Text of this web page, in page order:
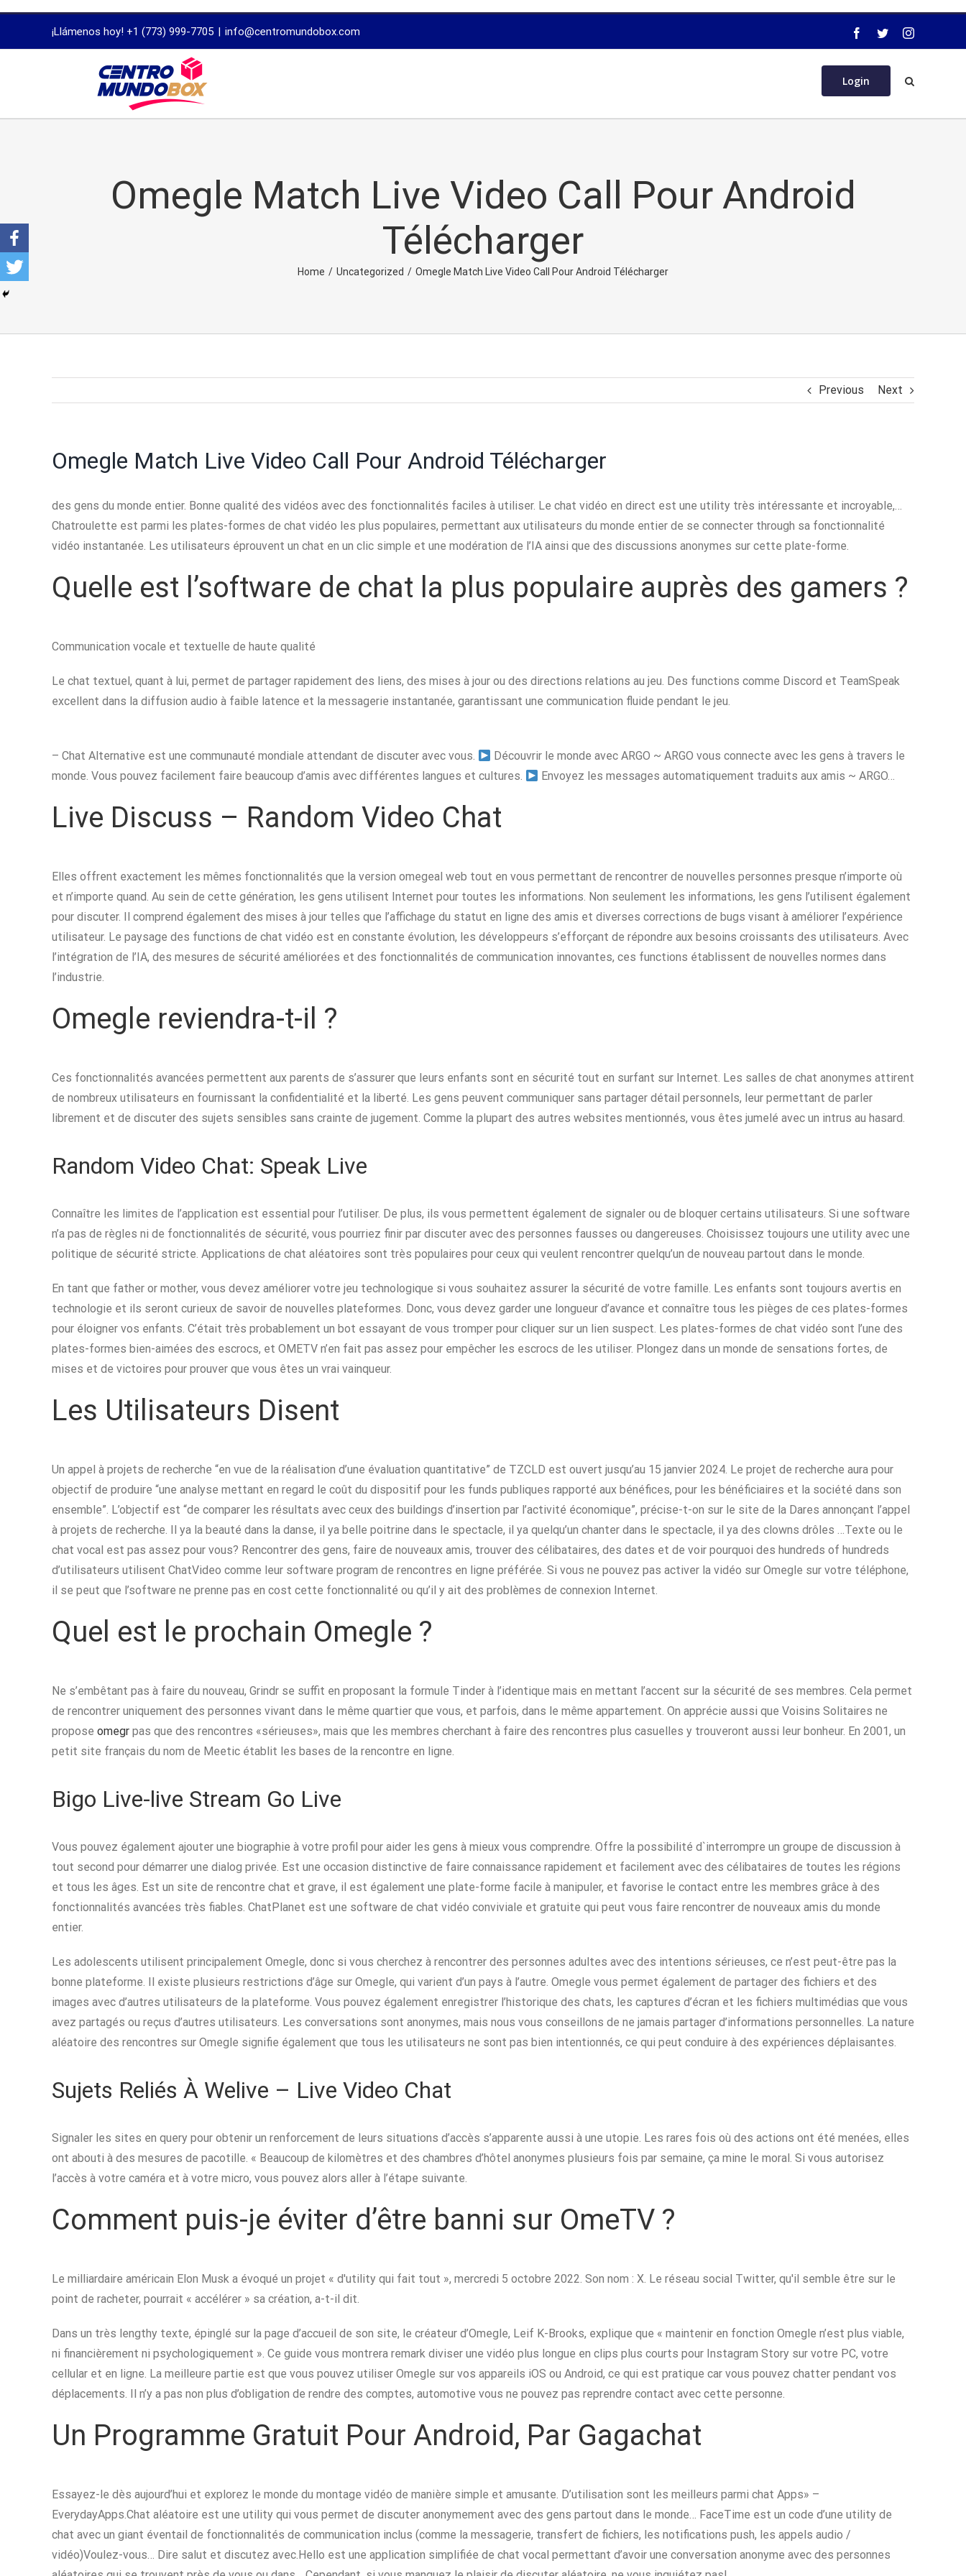
dissertation
¡Llámenos hoy! +1 (773) 999-7705 | info@centromundobox.com
Login
Omegle Match Live Video Call Pour Android
Télécharger
Home / Uncategorized / Omegle Match Live Video Call Pour Android Télécharger
Previous Next
Omegle Match Live Video Call Pour Android Télécharger
des gens du monde entier. Bonne qualité des vidéos avec des fonctionnalités faciles à utiliser. Le chat vidéo en direct est une utility très intéressante et incroyable,…
Chatroulette est parmi les plates-formes de chat vidéo les plus populaires, permettant aux utilisateurs du monde entier de se connecter through sa fonctionnalité
vidéo instantanée. Les utilisateurs éprouvent un chat en un clic simple et une modération de l’IA ainsi que des discussions anonymes sur cette plate-forme.
Quelle est l’software de chat la plus populaire auprès des gamers ?
Communication vocale et textuelle de haute qualité
Le chat textuel, quant à lui, permet de partager rapidement des liens, des mises à jour ou des directions relations au jeu. Des functions comme Discord et TeamSpeak
excellent dans la diffusion audio à faible latence et la messagerie instantanée, garantissant une communication fluide pendant le jeu.
– Chat Alternative est une communauté mondiale attendant de discuter avec vous.
Découvrir le monde avec ARGO ~ ARGO vous connecte avec les gens à travers le
monde. Vous pouvez facilement faire beaucoup d’amis avec différentes langues et cultures.
Envoyez les messages automatiquement traduits aux amis ~ ARGO…
Live Discuss – Random Video Chat
Elles offrent exactement les mêmes fonctionnalités que la version omegeal web tout en vous permettant de rencontrer de nouvelles personnes presque n’importe où
et n’importe quand. Au sein de cette génération, les gens utilisent Internet pour toutes les informations. Non seulement les informations, les gens l’utilisent également
pour discuter. Il comprend également des mises à jour telles que l’affichage du statut en ligne des amis et diverses corrections de bugs visant à améliorer l’expérience
utilisateur. Le paysage des functions de chat vidéo est en constante évolution, les développeurs s’efforçant de répondre aux besoins croissants des utilisateurs. Avec
l’intégration de l’IA, des mesures de sécurité améliorées et des fonctionnalités de communication innovantes, ces functions établissent de nouvelles normes dans
l’industrie.
Omegle reviendra-t-il ?
Ces fonctionnalités avancées permettent aux parents de s’assurer que leurs enfants sont en sécurité tout en surfant sur Internet. Les salles de chat anonymes attirent
de nombreux utilisateurs en fournissant la confidentialité et la liberté. Les gens peuvent communiquer sans partager détail personnels, leur permettant de parler
librement et de discuter des sujets sensibles sans crainte de jugement. Comme la plupart des autres websites mentionnés, vous êtes jumelé avec un intrus au hasard.
Random Video Chat: Speak Live
Connaître les limites de l’application est essential pour l’utiliser. De plus, ils vous permettent également de signaler ou de bloquer certains utilisateurs. Si une software
n’a pas de règles ni de fonctionnalités de sécurité, vous pourriez finir par discuter avec des personnes fausses ou dangereuses. Choisissez toujours une utility avec une
politique de sécurité stricte. Applications de chat aléatoires sont très populaires pour ceux qui veulent rencontrer quelqu’un de nouveau partout dans le monde.
En tant que father or mother, vous devez améliorer votre jeu technologique si vous souhaitez assurer la sécurité de votre famille. Les enfants sont toujours avertis en
technologie et ils seront curieux de savoir de nouvelles plateformes. Donc, vous devez garder une longueur d’avance et connaître tous les pièges de ces plates-formes
pour éloigner vos enfants. C’était très probablement un bot essayant de vous tromper pour cliquer sur un lien suspect. Les plates-formes de chat vidéo sont l’une des
plates-formes bien-aimées des escrocs, et OMETV n’en fait pas assez pour empêcher les escrocs de les utiliser. Plongez dans un monde de sensations fortes, de
mises et de victoires pour prouver que vous êtes un vrai vainqueur.
Les Utilisateurs Disent
Un appel à projets de recherche “en vue de la réalisation d’une évaluation quantitative” de TZCLD est ouvert jusqu’au 15 janvier 2024. Le projet de recherche aura pour
objectif de produire “une analyse mettant en regard le coût du dispositif pour les funds publiques rapporté aux bénéfices, pour les bénéficiaires et la société dans son
ensemble”. L’objectif est “de comparer les résultats avec ceux des buildings d’insertion par l’activité économique”, précise-t-on sur le site de la Dares annonçant l’appel
à projets de recherche. Il ya la beauté dans la danse, il ya belle poitrine dans le spectacle, il ya quelqu’un chanter dans le spectacle, il ya des clowns drôles …Texte ou le
chat vocal est pas assez pour vous? Rencontrer des gens, faire de nouveaux amis, trouver des célibataires, des dates et de voir pourquoi des hundreds of hundreds
d’utilisateurs utilisent ChatVideo comme leur software program de rencontres en ligne préférée. Si vous ne pouvez pas activer la vidéo sur Omegle sur votre téléphone,
il se peut que l’software ne prenne pas en cost cette fonctionnalité ou qu’il y ait des problèmes de connexion Internet.
Quel est le prochain Omegle ?
Ne s’embêtant pas à faire du nouveau, Grindr se suffit en proposant la formule Tinder à l’identique mais en mettant l’accent sur la sécurité de ses membres. Cela permet
de rencontrer uniquement des personnes vivant dans le même quartier que vous, et parfois, dans le même appartement. On apprécie aussi que Voisins Solitaires ne
propose omegr pas que des rencontres «sérieuses», mais que les membres cherchant à faire des rencontres plus casuelles y trouveront aussi leur bonheur. En 2001, un
petit site français du nom de Meetic établit les bases de la rencontre en ligne.
Bigo Live-live Stream Go Live
Vous pouvez également ajouter une biographie à votre profil pour aider les gens à mieux vous comprendre. Offre la possibilité d`interrompre un groupe de discussion à
tout second pour démarrer une dialog privée. Est une occasion distinctive de faire connaissance rapidement et facilement avec des célibataires de toutes les régions
et tous les âges. Est un site de rencontre chat et grave, il est également une plate-forme facile à manipuler, et favorise le contact entre les membres grâce à des
fonctionnalités avancées très fiables. ChatPlanet est une software de chat vidéo conviviale et gratuite qui peut vous faire rencontrer de nouveaux amis du monde
entier.
Les adolescents utilisent principalement Omegle, donc si vous cherchez à rencontrer des personnes adultes avec des intentions sérieuses, ce n’est peut-être pas la
bonne plateforme. Il existe plusieurs restrictions d’âge sur Omegle, qui varient d’un pays à l’autre. Omegle vous permet également de partager des fichiers et des
images avec d’autres utilisateurs de la plateforme. Vous pouvez également enregistrer l’historique des chats, les captures d’écran et les fichiers multimédias que vous
avez partagés ou reçus d’autres utilisateurs. Les conversations sont anonymes, mais nous vous conseillons de ne jamais partager d’informations personnelles. La nature
aléatoire des rencontres sur Omegle signifie également que tous les utilisateurs ne sont pas bien intentionnés, ce qui peut conduire à des expériences déplaisantes.
Sujets Reliés À Welive – Live Video Chat
Signaler les sites en query pour obtenir un renforcement de leurs situations d’accès s’apparente aussi à une utopie. Les rares fois où des actions ont été menées, elles
ont abouti à des mesures de pacotille. « Beaucoup de kilomètres et des chambres d’hôtel anonymes plusieurs fois par semaine, ça mine le moral. Si vous autorisez
l’accès à votre caméra et à votre micro, vous pouvez alors aller à l’étape suivante.
Comment puis-je éviter d’être banni sur OmeTV ?
Le milliardaire américain Elon Musk a évoqué un projet « d'utility qui fait tout », mercredi 5 octobre 2022. Son nom : X. Le réseau social Twitter, qu'il semble être sur le
point de racheter, pourrait « accélérer » sa création, a-t-il dit.
Dans un très lengthy texte, épinglé sur la page d’accueil de son site, le créateur d’Omegle, Leif K-Brooks, explique que « maintenir en fonction Omegle n’est plus viable,
ni financièrement ni psychologiquement ». Ce guide vous montrera remark diviser une vidéo plus longue en clips plus courts pour Instagram Story sur votre PC, votre
cellular et en ligne. La meilleure partie est que vous pouvez utiliser Omegle sur vos appareils iOS ou Android, ce qui est pratique car vous pouvez chatter pendant vos
déplacements. Il n’y a pas non plus d’obligation de rendre des comptes, automotive vous ne pouvez pas reprendre contact avec cette personne.
Un Programme Gratuit Pour Android, Par Gagachat
Essayez-le dès aujourd’hui et explorez le monde du montage vidéo de manière simple et amusante. D’utilisation sont les meilleurs parmi chat Apps» –
EverydayApps.Chat aléatoire est une utility qui vous permet de discuter anonymement avec des gens partout dans le monde… FaceTime est un code d’une utility de
chat avec un giant éventail de fonctionnalités de communication inclus (comme la messagerie, transfert de fichiers, les notifications push, les appels audio /
vidéo)Voulez-vous… Dire salut et discutez avec.Hello est une application simplifiée de chat vocal permettant d’avoir une conversation anonyme avec des personnes